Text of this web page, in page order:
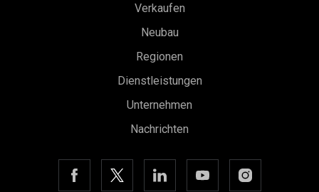
Verkaufen
Neubau
Regionen
Dienstleistungen
Unternehmen
Nachrichten
Konfiguration speichern Alle akzeptieren